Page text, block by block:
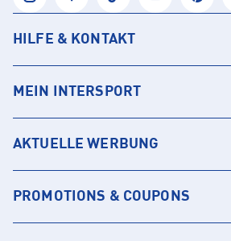
HILFE & KONTAKT
MEIN INTERSPORT
AKTUELLE WERBUNG
PROMOTIONS & COUPONS